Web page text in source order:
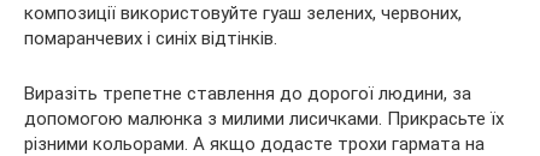
композиції використовуйте гуаш зелених, червоних,
помаранчевих і синіх відтінків.
Виразіть трепетне ставлення до дорогої людини, за
допомогою малюнка з милими лисичками. Прикрасьте їх
різними кольорами. А якщо додасте трохи гармата на